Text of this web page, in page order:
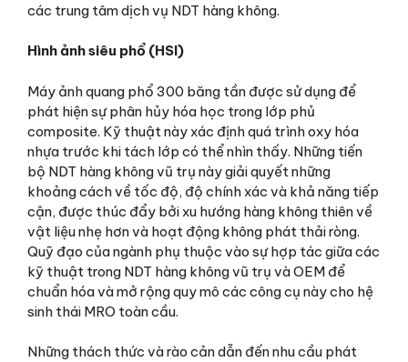
các trung tâm dịch vụ NDT hàng không.
Hình ảnh siêu phổ (HSI)
Máy ảnh quang phổ 300 băng tần được sử dụng để
phát hiện sự phân hủy hóa học trong lớp phủ
composite. Kỹ thuật này xác định quá trình oxy hóa
nhựa trước khi tách lớp có thể nhìn thấy. Những tiến
bộ NDT hàng không vũ trụ này giải quyết những
khoảng cách về tốc độ, độ chính xác và khả năng tiếp
cận, được thúc đẩy bởi xu hướng hàng không thiên về
vật liệu nhẹ hơn và hoạt động không phát thải ròng.
Quỹ đạo của ngành phụ thuộc vào sự hợp tác giữa các
kỹ thuật trong NDT hàng không vũ trụ và OEM để
chuẩn hóa và mở rộng quy mô các công cụ này cho hệ
sinh thái MRO toàn cầu.
Những thách thức và rào cản dẫn đến nhu cầu phát